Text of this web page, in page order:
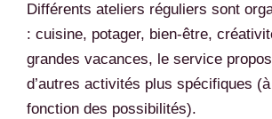
Différents ateliers réguliers sont
: cuisine, potager, bien-être,
grandes vacances, le service
d’autres activités plus spécifiques
fonction des possibilités).